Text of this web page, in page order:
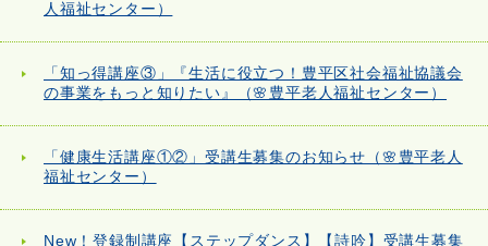
人福祉センター）
「知っ得講座③」『生活に役立つ！豊平区社会福祉協議会
の事業をもっと知りたい』（🌸豊平老人福祉センター）
「健康生活講座①②」受講生募集のお知らせ（🌸豊平老人
福祉センター）
New！登録制講座【ステップダンス】【詩吟】受講生募集